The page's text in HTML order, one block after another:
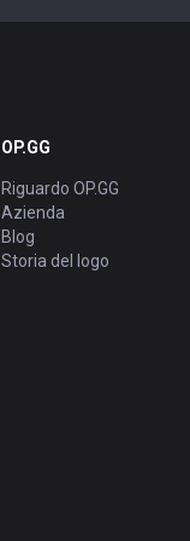
OP.GG
Riguardo OP.GG
Azienda
Blog
Storia del logo